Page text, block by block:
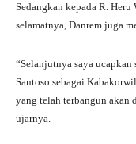
Sedangkan kepada R.
selamatnya, Danrem juga
“Selanjutnya saya ucapkan
Santoso sebagai
yang telah terbangun akan
ujarnya.